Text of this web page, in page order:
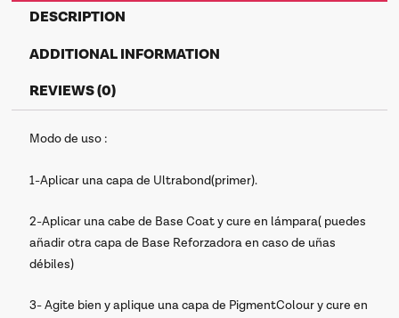
DESCRIPTION
ADDITIONAL INFORMATION
REVIEWS (0)
Modo de uso :
1-Aplicar una capa de Ultrabond(primer).
2-Aplicar una cabe de Base Coat y cure en lámpara( puedes
añadir otra capa de Base Reforzadora en caso de uñas
débiles)
3- Agite bien y aplique una capa de PigmentColour y cure en